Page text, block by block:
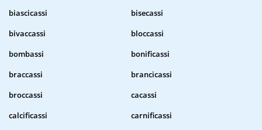
biascicassi
bisecassi
bivaccassi
bloccassi
bombassi
bonificassi
braccassi
brancicassi
broccassi
cacassi
calcificassi
carnificassi